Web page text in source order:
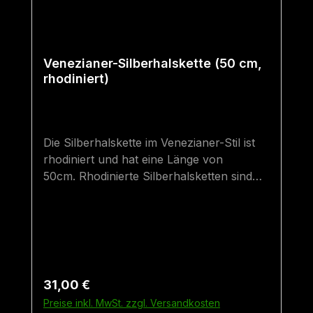
Venezianer-Silberhalskette (50 cm,
rhodiniert)
Die Silberhalskette im Venezianer-Stil ist
rhodiniert und hat eine Länge von
50cm. Rhodinierte Silberhalsketten sind
Standard-Herrengröße - sie sind optimal
für "normale" Männerhälse und für
stärkere Frauenhälse geeignet.
Regulärer Preis:
31,00 €
Preise inkl. MwSt. zzgl. Versandkosten